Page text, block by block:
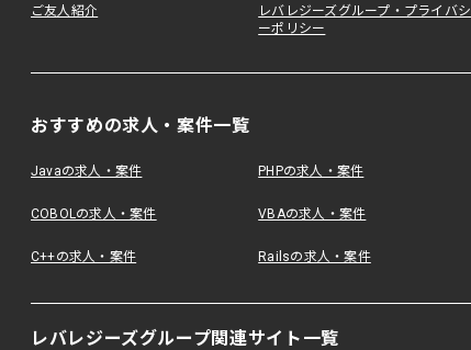
ご友人紹介
レバレジーズグループ・プライバシ
ーポリシー
おすすめの求人・案件一覧
Javaの求人・案件 PHPの求人・案件
COBOLの求人・案件 VBAの求人・案件
C++の求人・案件 Railsの求人・案件
レバレジーズグループ関連サイト一覧